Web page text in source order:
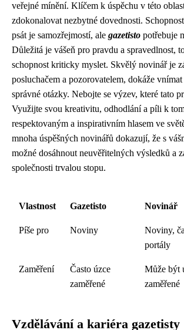
veřejné mínění. Klíčem k úspěchu v této
zdokonalovat nezbytné dovednosti.
psát je samozřejmostí, ale gazetisto potřebuje
Důležitá je vášeň pro pravdu a spravedlnost,
schopnost kriticky myslet. Skvělý novinář je
posluchačem a pozorovatelem, dokáže
správné otázky. Nebojte se výzev, které tato
Využijte svou kreativitu, odhodlání a píli k
respektovaným a inspirativním hlasem ve
mnoha úspěšných novinářů dokazují, že s
možné dosáhnout neuvěřitelných výsledků a
společnosti trvalou stopu.
Vlastnost Gazetisto Novinář
Píše pro Noviny
Noviny,
portály
Zaměření
Často úzce
zaměřené
Může být
zaměřené
Vzdělávání a kariéra gazetisty